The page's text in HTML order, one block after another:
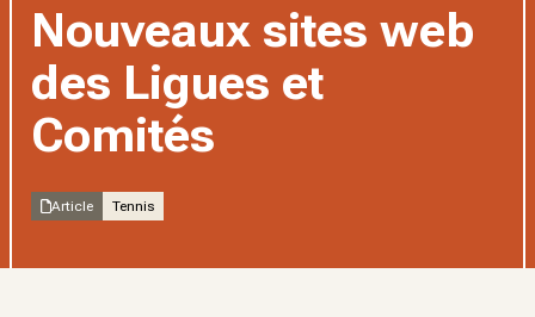
Nouveaux sites web
des Ligues et
Comités
Article Tennis